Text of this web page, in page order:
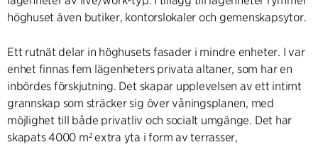
höghuset även butiker, kontorslokaler och gemenskapsytor.
Ett rutnät delar in höghusets fasader i mindre enheter. I var
enhet finnas fem lägenheters privata altaner, som har en
inbördes förskjutning. Det skapar upplevelsen av ett intimt
grannskap som sträcker sig över våningsplanen, med
möjlighet till både privatliv och socialt umgänge. Det har
skapats 4000 m² extra yta i form av terrasser,